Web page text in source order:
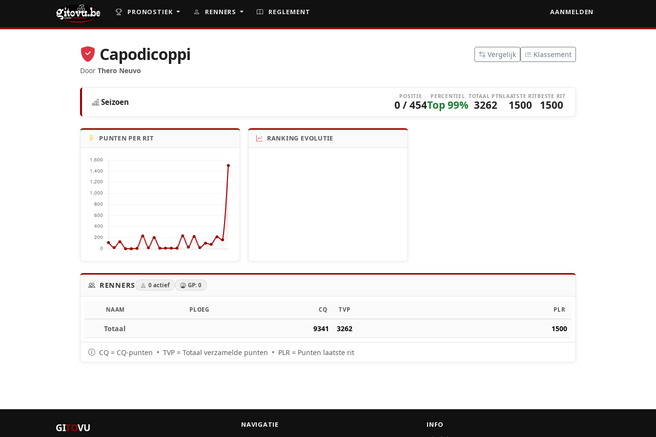
PRONOSTIEK RENNERS REGLEMENT AANMELDEN
Capodicoppi
DoorThero Neuvo
Vergelijk Klassement
Seizoen
POSITIE
0 / 454
PERCENTIEL
Top 99%
TOTAAL PTN
3262
LAATSTE RIT
1500
BESTE RIT
1500
PUNTEN PER RIT RANKING EVOLUTIE
RENNERS 0 actief GP: 0
NAAM PLOEG CQ TVP PLR
Totaal 9341 3262 1500
CQ = CQ-punten • TVP = Totaal verzamelde punten • PLR = Punten laatste rit
GITOVU NAVIGATIE INFO